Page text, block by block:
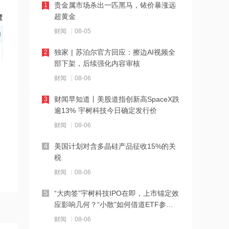
21:07
岱勒新材：实控人段志明完成减持
21:02
美三大股指期货齐拉升！存储、光通信
盘前普涨，交易员下调美联储年内加息
20:59
倍轻松：财务总监夏小梅因个人原因提
出辞职 张纯利继任
20:57
蓝盾光电：拟购买岚创科技控股权 股票
复牌
20:57
铜冠铜箔：公司股价短期波幅较大已明
显偏离市场走势，Q1净利同比飙涨超21
贵金属市场杀出一匹黑马，铱价暴涨远
超黄金
财闻 08-05
1
独家 | 苏泊尔官方回应：擦边AI视频全
部下架，后续强化内容审核
财闻 08-06
2
财闻早知道丨美股道指创新高SpaceX跌
逾13% 宇树科技今日确定发行价
财闻 08-06
3
美国计划对含多晶硅产品征收15%的关
税
财闻 08-06
4
“大肉签”宇树科技IPO在即，上市锚定效
应影响几何？“小散”如何借道ETF参
与？
财闻 08-06
5